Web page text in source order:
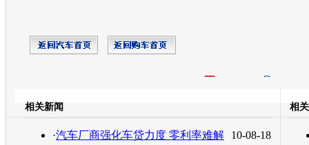
转发至：
相关新闻
10-08-18
·汽车厂商强化车贷力度 零利率难解
相